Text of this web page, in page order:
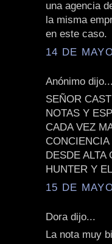
una agencia
la misma
en este caso.
14 DE
Anónimo dijo...
SEÑOR
NOTAS Y
CADA VEZ
DESDE ALTA
HUNTER Y
15 DE
Dora dijo...
La nota muy